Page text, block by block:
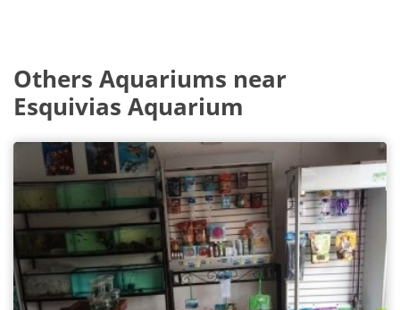
Others Aquariums near
Esquivias Aquarium